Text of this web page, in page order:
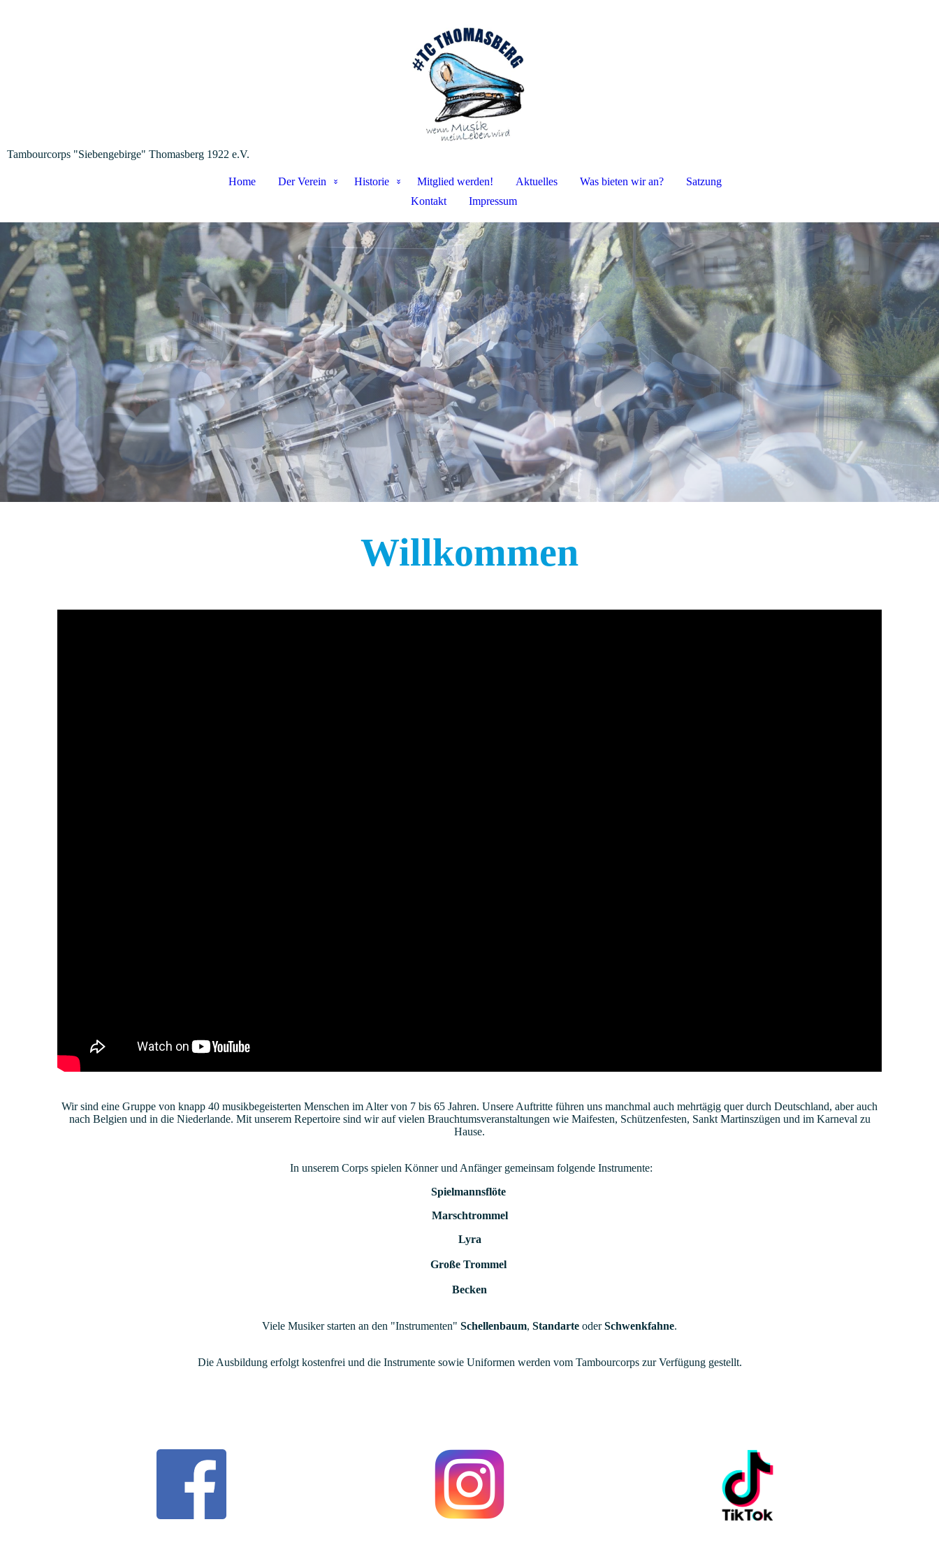
Tambourcorps "Siebengebirge" Thomasberg 1922 e.V.
Home Der Verein Historie Mitglied werden! Aktuelles Was bieten wir an?
Satzung
Kontakt
Impressum
Willkommen
Wir sind eine Gruppe von knapp 40 musikbegeisterten Menschen im Alter von 7 bis 65 Jahren. Unsere Auftritte führen uns manchmal auch mehrtägig quer durch Deutschland, aber auch
nach Belgien und in die Niederlande. Mit unserem Repertoire sind wir auf vielen Brauchtumsveranstaltungen wie Maifesten, Schützenfesten, Sankt Martinszügen und im Karneval zu
Hause.
In unserem Corps spielen Könner und Anfänger gemeinsam folgende Instrumente:
Spielmannsflöte
Marschtrommel
Lyra
Große Trommel
Becken
Viele Musiker starten an den "Instrumenten" Schellenbaum, Standarte oderSchwenkfahne.
Die Ausbildung erfolgt kostenfrei und die Instrumente sowie Uniformen werden vom Tambourcorps zur Verfügung gestellt.